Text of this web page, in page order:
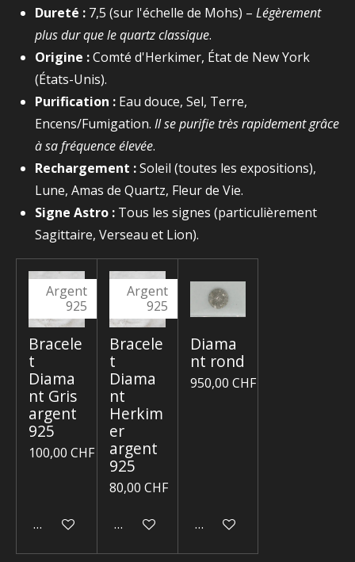
Dureté : 7,5 (sur l'échelle de Mohs) – Légèrement
plus dur que le quartz classique.
Origine :Comté d'Herkimer, État de New York
(États-Unis).
Purification : Eau douce, Sel, Terre,
Encens/Fumigation. Il se purifie très rapidement grâce
à sa fréquence élevée.
Rechargement :Soleil (toutes les expositions),
Lune, Amas de Quartz, Fleur de Vie.
Signe Astro : Tous les signes (particulièrement
Sagittaire, Verseau et Lion).
Argent
925
Bracele
t
Diama
nt Gris
argent
925
100,00 CHF
Ajouter au panier
Argent
925
Bracele
t
Diama
nt
Herkim
er
argent
925
80,00 CHF
Ajouter au panier
Diama
nt rond
950,00 CHF
Ajouter au panier